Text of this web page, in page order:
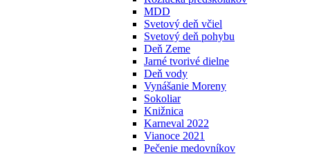
MDD
Svetový deň včiel
Svetový deň pohybu
Deň Zeme
Jarné tvorivé dielne
Deň vody
Vynášanie Moreny
Sokoliar
Knižnica
Karneval 2022
Vianoce 2021
Pečenie medovníkov